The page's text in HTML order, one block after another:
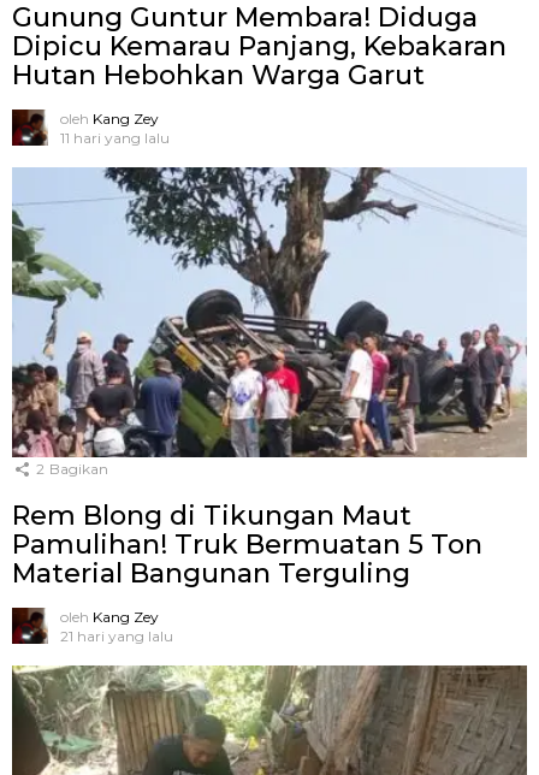
Gunung Guntur Membara! Diduga
Dipicu Kemarau Panjang, Kebakaran
Hutan Hebohkan Warga Garut
oleh Kang Zey
11 hari yang lalu
2 Bagikan
Rem Blong di Tikungan Maut
Pamulihan! Truk Bermuatan 5 Ton
Material Bangunan Terguling
oleh Kang Zey
21 hari yang lalu